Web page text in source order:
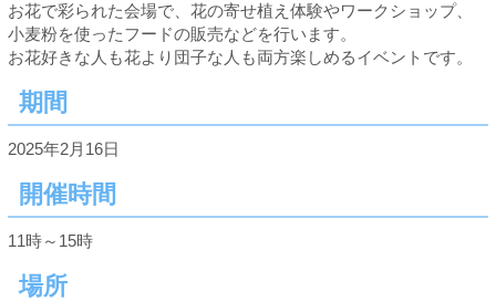
お花で彩られた会場で、花の寄せ植え体験やワークショップ、
小麦粉を使ったフードの販売などを行います。
お花好きな人も花より団子な人も両方楽しめるイベントです。
期間
2025年2月16日
開催時間
11時～15時
場所